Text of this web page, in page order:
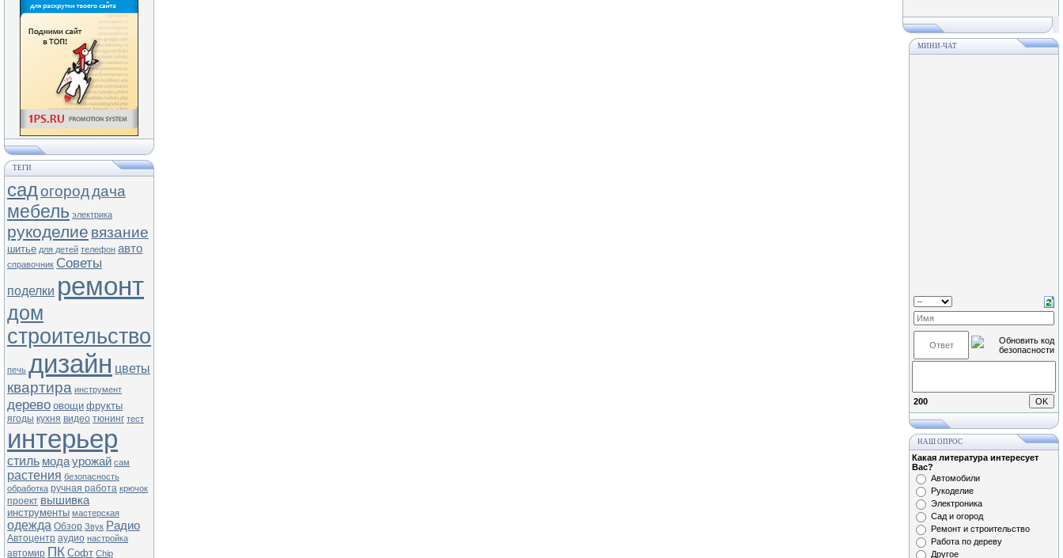
ТЕГИ
садогороддача
мебель электрика
рукоделие вязание
шитье для детей телефон авто
справочник Советы
поделки ремонт
дом
строительство
печь дизайн цветы
квартира инструмент
дерево овощи фрукты
ягоды кухня видео тюнинг тест
интерьер
стиль модаурожай сам
растения безопасность
обработка ручная работа крючок
проект вышивка
инструменты мастерская
одежда Обзор Звук Радио
Автоцентр аудио настройка
автомир ПК Софт Chip
МИНИ-ЧАТ
200
НАШ ОПРОС
Какая литература интересует
Вас?
Автомобили
Рукоделие
Электроника
Сад и огород
Ремонт и строительство
Работа по дереву
Другое